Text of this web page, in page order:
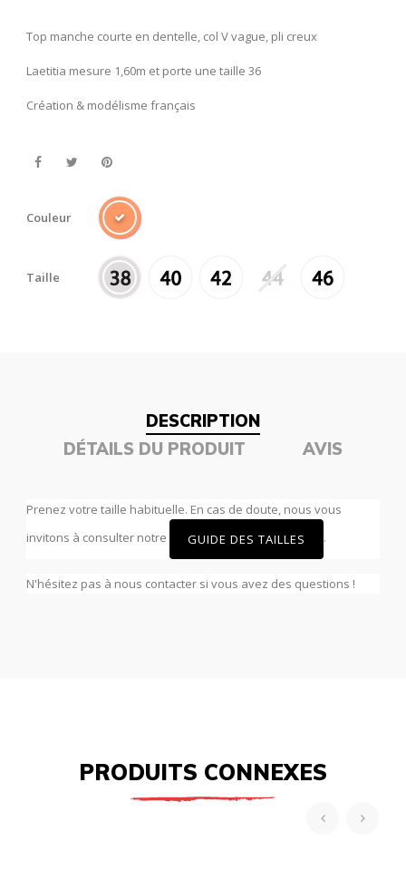
Top manche courte en dentelle, col V vague, pli creux
Laetitia mesure 1,60m et porte une taille 36
Création & modélisme français
Couleur
Taille
DESCRIPTION
DÉTAILS DU PRODUIT
AVIS
Prenez votre taille habituelle. En cas de doute, nous vous
invitons à consulter notre
GUIDE DES TAILLES .
N'hésitez pas à nous contacter si vous avez des questions !
PRODUITS CONNEXES